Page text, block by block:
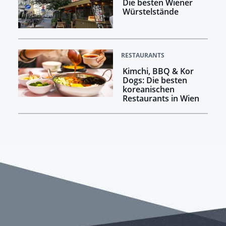
Die besten Wiener
Würstelstände
RESTAURANTS
Kimchi, BBQ & Kor
Dogs: Die besten
koreanischen
Restaurants in Wien